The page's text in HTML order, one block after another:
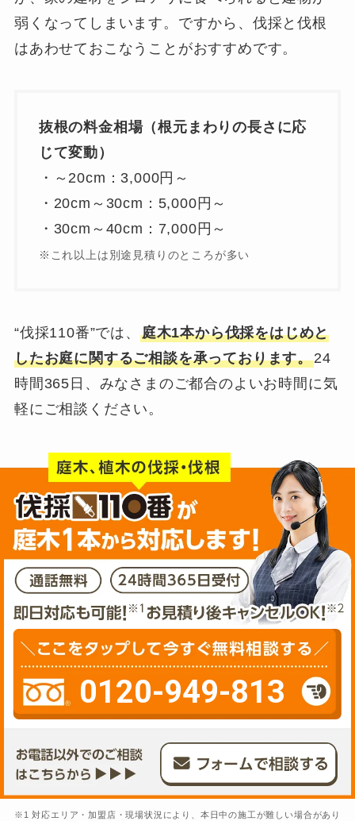
弱くなってしまいます。ですから、伐採と伐根
はあわせておこなうことがおすすめです。
抜根の料金相場（根元まわりの長さに応
じて変動）
・～20cm：3,000円～
・20cm～30cm：5,000円～
・30cm～40cm：7,000円～
※これ以上は別途見積りのところが多い
“伐採110番”では、 庭木1本から伐採をはじめと
したお庭に関するご相談を承っております。24
時間365日、みなさまのご都合のよいお時間に気
軽にご相談ください。
0120-949-813
※1 対応エリア・加盟店・現場状況により、本日中の施工が難しい場合があり